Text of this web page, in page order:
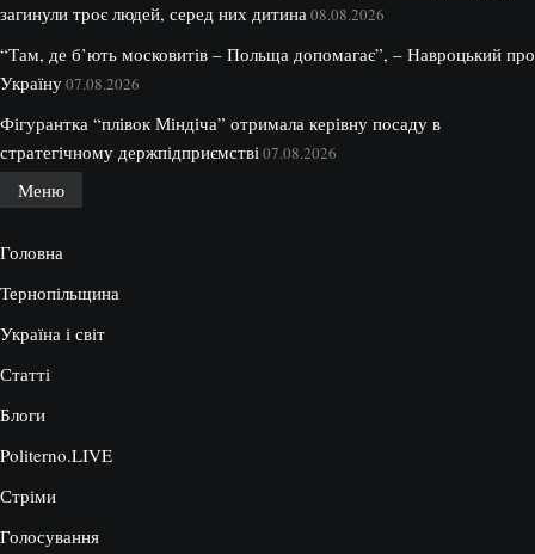
загинули троє людей, серед них дитина 08.08.2026
“Там, де б’ють московитів – Польща допомагає”, – Навроцький про
Україну07.08.2026
Фігурантка “плівок Міндіча” отримала керівну посаду в
стратегічному держпідприємстві 07.08.2026
Меню
Головна
Тернопільщина
Україна і світ
Статті
Блоги
Politerno.LIVE
Стріми
Голосування